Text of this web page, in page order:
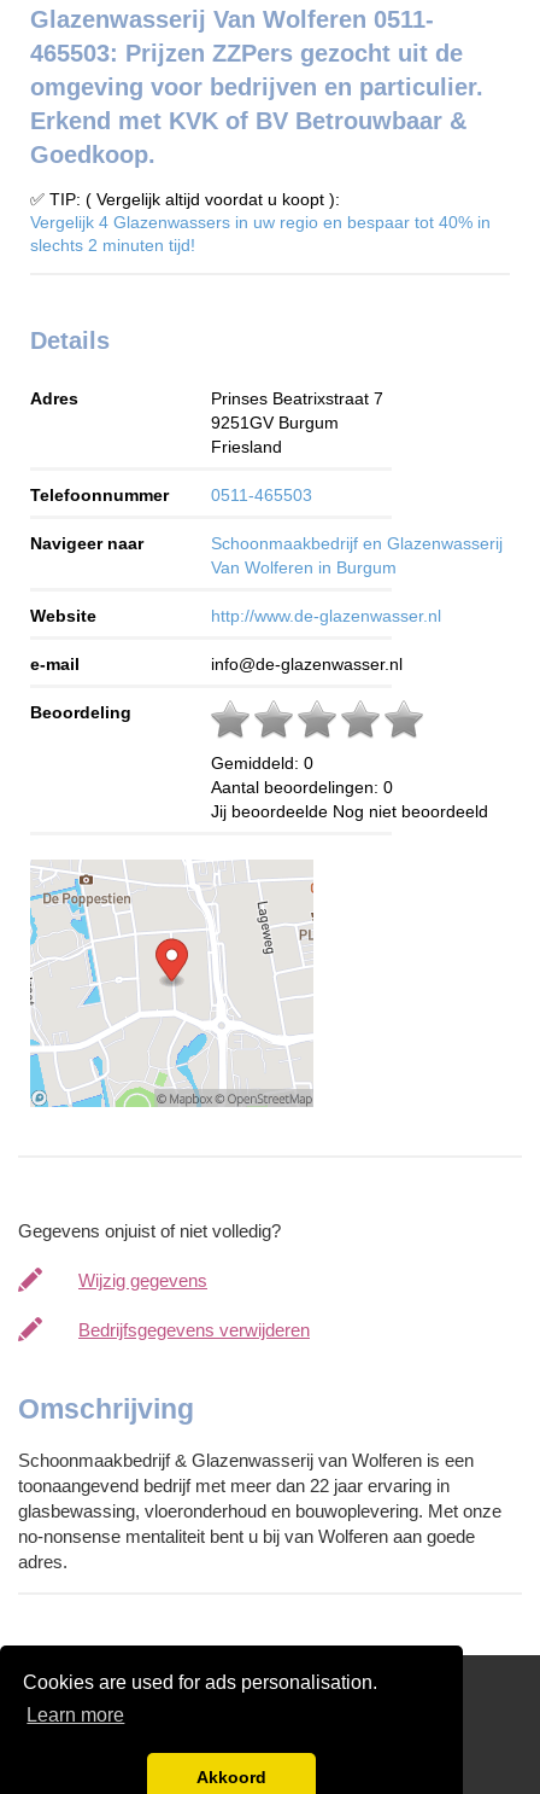
Cookies are used for ads personalisation.
Learn more
Akkoord
Glazenwasserij Van Wolferen 0511-
465503: Prijzen ZZPers gezocht uit de
omgeving voor bedrijven en particulier.
Erkend met KVK of BV Betrouwbaar &
Goedkoop.
✅ TIP: ( Vergelijk altijd voordat u koopt ):
Vergelijk 4 Glazenwassers in uw regio en bespaar tot 40% in
slechts 2 minuten tijd!
Details
Adres
Prinses Beatrixstraat 7
9251GV Burgum
Friesland
Telefoonnummer 0511-465503
Navigeer naar
Schoonmaakbedrijf en Glazenwasserij
Van Wolferen in Burgum
Website http://www.de-glazenwasser.nl
e-mail info@de-glazenwasser.nl
Beoordeling
Gemiddeld: 0
Aantal beoordelingen: 0
Jij beoordeelde Nog niet beoordeeld
Gegevens onjuist of niet volledig?
Wijzig gegevens
Bedrijfsgegevens verwijderen
Omschrijving
Schoonmaakbedrijf & Glazenwasserij van Wolferen is een
toonaangevend bedrijf met meer dan 22 jaar ervaring in
glasbewassing, vloeronderhoud en bouwoplevering. Met onze
no-nonsense mentaliteit bent u bij van Wolferen aan goede
adres.
Wat kost een glazenwasser?
Partners